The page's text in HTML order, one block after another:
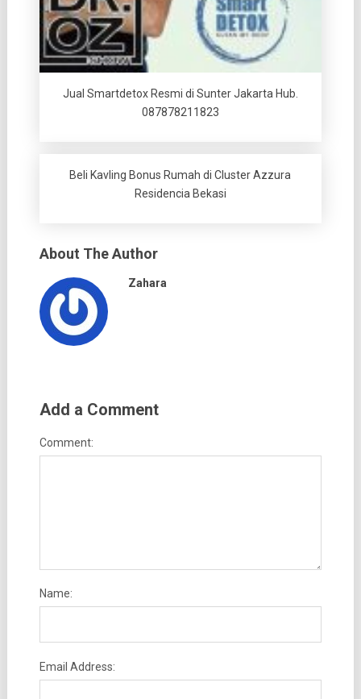
Jual Smartdetox Resmi di Sunter Jakarta Hub.
087878211823
Beli Kavling Bonus Rumah di Cluster Azzura
Residencia Bekasi
About The Author
Zahara
Add a Comment
Comment:
Name:
Email Address: